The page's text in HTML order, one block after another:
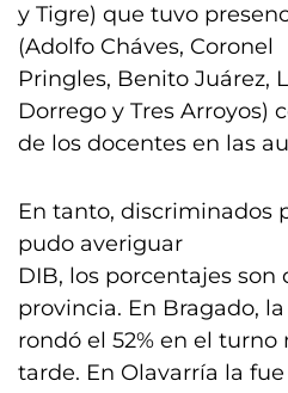
y Tigre) que tuvo
(Adolfo Cháves, Coronel
Pringles, Benito Juárez,
Dorrego y Tres Arroyos)
de los docentes en las
En tanto, discriminados
pudo averiguar
DIB, los porcentajes son
provincia. En Bragado,
rondó el 52% en el turno
tarde. En Olavarría la